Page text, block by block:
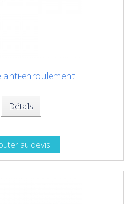
anti-enroulement
Détails
au devis